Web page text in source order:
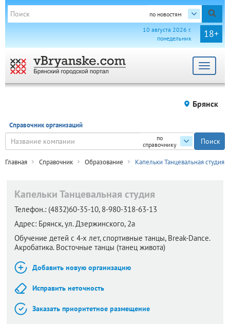
по новостям
18+
10 августа 2026 г.
понедельник
Toggle
Брянск
Справочник организаций
по
справочнику
Главная Справочник Образование Капельки Танцевальная студия
Капельки Танцевальная студия
Телефон.: (4832)60-35-10, 8-980-318-63-13
Адрес: Брянск,ул. Дзержинского, 2а
Обучение детей с 4-х лет, спортивные танцы, Break-Dance.
Акробатика. Восточные танцы (танец живота)
Добавить новую организацию
Исправить неточность
Заказать приоритетное размещение